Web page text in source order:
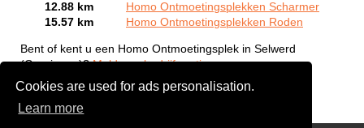
Cookies are used for ads personalisation.
Learn more
12.88 km
Homo Ontmoetingsplekken Scharmer
15.57 km
Homo Ontmoetingsplekken Roden
Bent of kent u een Homo Ontmoetingsplek in Selwerd
(Groningen)?Meld een bedrijf gratis aan